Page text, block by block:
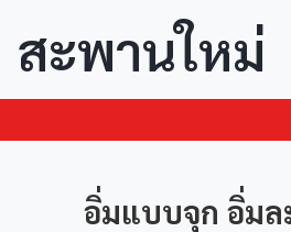
สะพานใหม่
อิ่มแบบจุก อิ่มล